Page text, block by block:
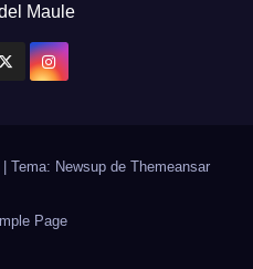
Maule
Tema: Newsup de Themeansar
Page